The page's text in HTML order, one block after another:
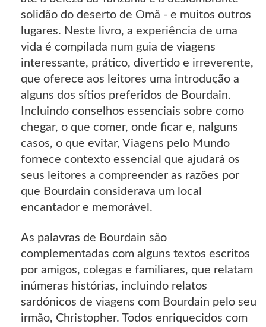
solidão do deserto de Omã - e muitos outros
lugares. Neste livro, a experiência de uma
vida é compilada num guia de viagens
interessante, prático, divertido e irreverente,
que oferece aos leitores uma introdução a
alguns dos sítios preferidos de Bourdain.
Incluindo conselhos essenciais sobre como
chegar, o que comer, onde ficar e, nalguns
casos, o que evitar, Viagens pelo Mundo
fornece contexto essencial que ajudará os
seus leitores a compreender as razões por
que Bourdain considerava um local
encantador e memorável.
As palavras de Bourdain são
complementadas com alguns textos escritos
por amigos, colegas e familiares, que relatam
inúmeras histórias, incluindo relatos
sardónicos de viagens com Bourdain pelo seu
irmão, Christopher. Todos enriquecidos com